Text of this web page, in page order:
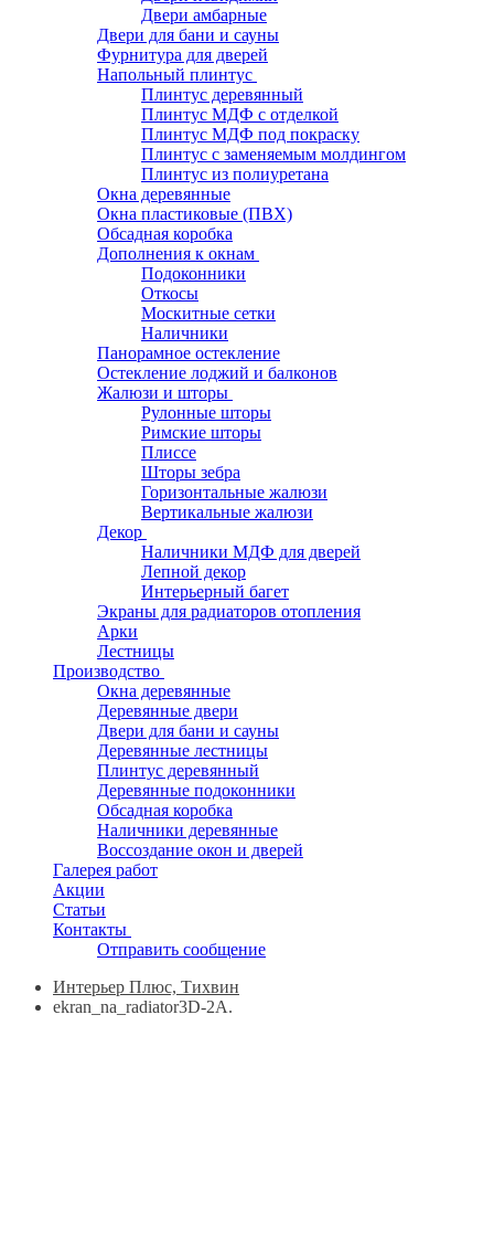
Двери амбарные
Двери для бани и сауны
Фурнитура для дверей
Напольный плинтус
Плинтус деревянный
Плинтус МДФ с отделкой
Плинтус МДФ под покраску
Плинтус с заменяемым молдингом
Плинтус из полиуретана
Окна деревянные
Окна пластиковые (ПВХ)
Обсадная коробка
Дополнения к окнам
Подоконники
Откосы
Москитные сетки
Наличники
Панорамное остекление
Остекление лоджий и балконов
Жалюзи и шторы
Рулонные шторы
Римские шторы
Плиссе
Шторы зебра
Горизонтальные жалюзи
Вертикальные жалюзи
Декор
Наличники МДФ для дверей
Лепной декор
Интерьерный багет
Экраны для радиаторов отопления
Арки
Лестницы
Производство
Окна деревянные
Деревянные двери
Двери для бани и сауны
Деревянные лестницы
Плинтус деревянный
Деревянные подоконники
Обсадная коробка
Наличники деревянные
Воссоздание окон и дверей
Галерея работ
Акции
Статьи
Контакты
Отправить сообщение
Интерьер Плюс, Тихвин
ekran_na_radiator3D-2A.